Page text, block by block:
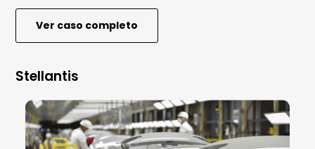
Ver caso completo
Stellantis